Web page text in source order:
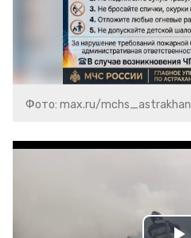
Фото: max.ru/mchs_astrakhan